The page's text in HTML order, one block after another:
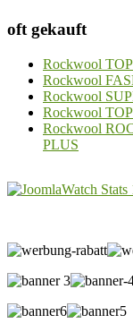
oft gekauft
Rockwool
Rockwool
Rockwool
Rockwool
Rockwool
PLUS